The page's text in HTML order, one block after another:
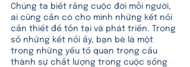
Chúng ta biết rằng cuộc đời mỗi người,
ai cũng cần có cho mình những kết nối
cần thiết để tồn tại và phát triển. Trong
số những kết nối ấy, bạn bè là một
trong những yếu tố quan trọng cấu
thành sự chất lượng trong cuộc sống